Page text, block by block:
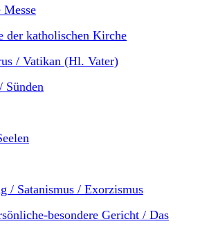
der katholischen Kirche
/ Vatikan (Hl. Vater)
Sünden
/ Satanismus / Exorzismus
besondere Gericht / Das